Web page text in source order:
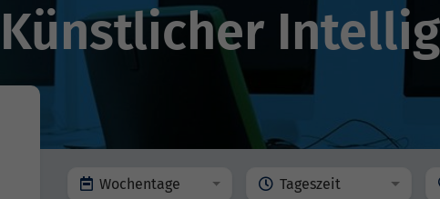
Wochentage Tageszeit